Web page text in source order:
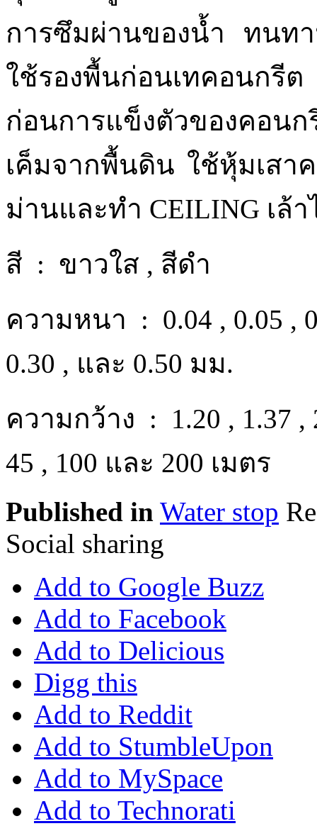
การซึมผ่านของน้ำ ทนท
ใช้รองพื้นก่อนเทคอนกรี
ก่อนการแข็งตัวของคอน
เค็มจากพื้นดิน ใช้หุ้มเสา
ม่านและทำ CEILING เล้า
สี : ขาวใส , สีดำ
ความหนา : 0.04 , 0.05 ,
0.30 , และ 0.50 มม.
ความกว้าง : 1.20 , 1.37 ,
45 , 100 และ 200 เมตร
Published in Water stop
Social sharing
Add to Google Buzz
Add to Facebook
Add to Delicious
Digg this
Add to Reddit
Add to StumbleUpon
Add to MySpace
Add to Technorati